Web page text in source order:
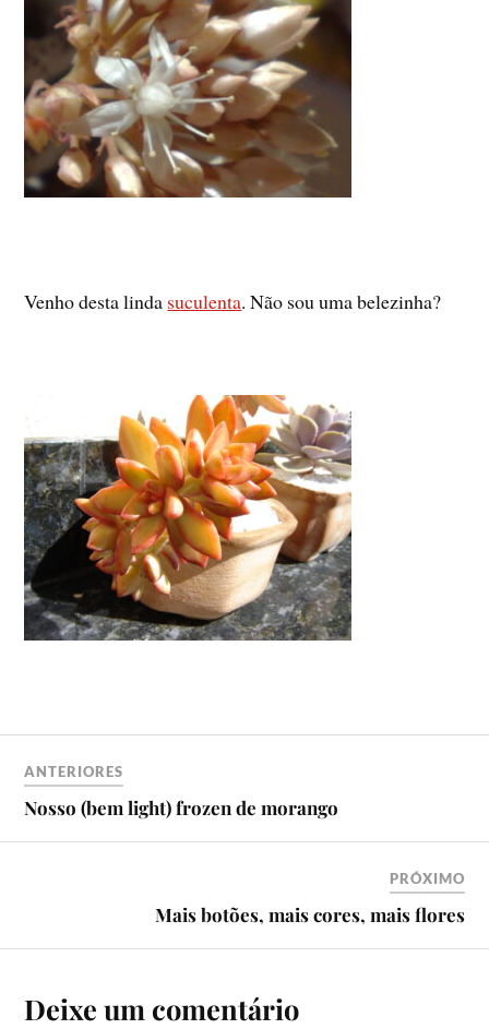
Venho desta linda suculenta. Não sou uma belezinha?
ANTERIORES
Nosso (bem light) frozen de morango
PRÓXIMO
Mais botões, mais cores, mais flores
Deixe um comentário